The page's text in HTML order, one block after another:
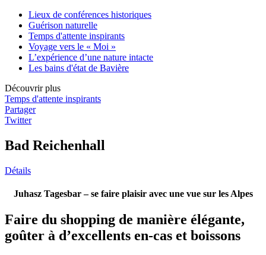
Lieux de conférences historiques
Guérison naturelle
Temps d'attente inspirants
Voyage vers le « Moi »
L’expérience d’une nature intacte
Les bains d'état de Bavière
Découvrir plus
Temps d'attente inspirants
Partager
Twitter
Bad Reichenhall
Détails
Juhasz Tagesbar – se faire plaisir avec une vue sur les Alpes
Faire du shopping de manière élégante,
goûter à d’excellents en-cas et boissons